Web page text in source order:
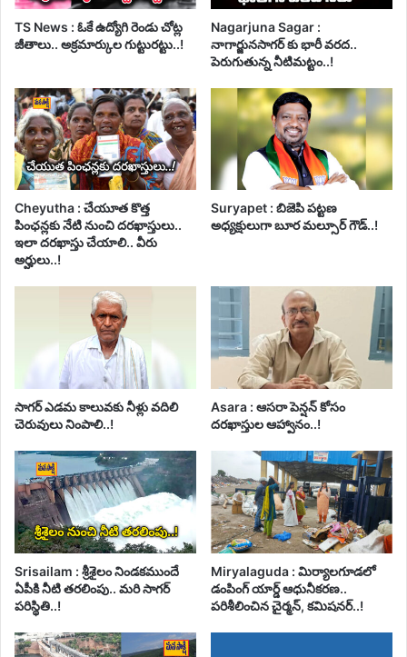
TS News : ఓకే ఉద్యోగి రెండు చోట్ల
జీతాలు.. అక్రమార్కుల గుట్టురట్టు..!
Nagarjuna Sagar :
నాగార్జునసాగర్ కు భారీ వరద..
పెరుగుతున్న నీటిమట్టం..!
Cheyutha : చేయూత కొత్త
పింఛన్లకు నేటి నుంచి దరఖాస్తులు..
ఇలా దరఖాస్తు చేయాలి.. వీరు
అర్హులు..!
Suryapet : బిజెపి పట్టణ
అధ్యక్షులుగా బూర మల్సూర్ గౌడ్..!
సాగర్ ఎడమ కాలువకు నీళ్లు వదిలి
చెరువులు నింపాలి..!
Asara : ఆసరా పెన్షన్ కోసం
దరఖాస్తుల ఆహ్వానం..!
Srisailam : శ్రీశైలం నిండకముందే
ఏపీకి నీటి తరలింపు.. మరి సాగర్
పరిస్థితి..!
Miryalaguda : మిర్యాలగూడలో
డంపింగ్ యార్డ్ ఆధునీకరణ..
పరిశీలించిన చైర్మన్, కమిషనర్..!